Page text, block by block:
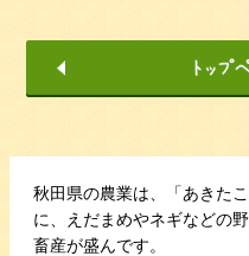
秋田県の農業は、「あきた
に、えだまめやネギなどの
畜産が盛んです。